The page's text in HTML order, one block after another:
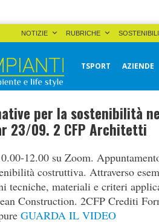
NOTIZIE RUBRICHE
TSPORT AZIENDE
per la sostenibilità
23/09. 2 CFP Architetti
12.00 su Zoom.
costruttiva. Attraverso
tecniche, materiali e criteri
Construction. 2CFP Crediti
GUARDA IL VIDEO